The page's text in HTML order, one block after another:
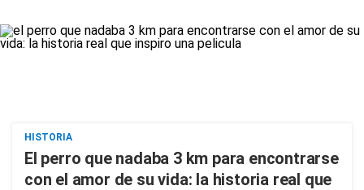
HISTORIA
El perro que nadaba 3 km para encontrarse
con el amor de su vida: la historia real que